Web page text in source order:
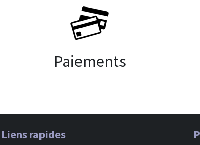
Paiements
Liens rapides